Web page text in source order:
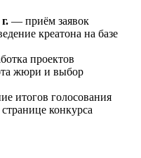
— приём заявок
креатона на базе
проектов
жюри и выбор
итогов голосования
конкурса